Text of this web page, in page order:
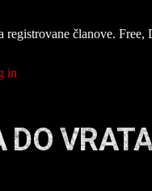
registrovane članove.
in
DO